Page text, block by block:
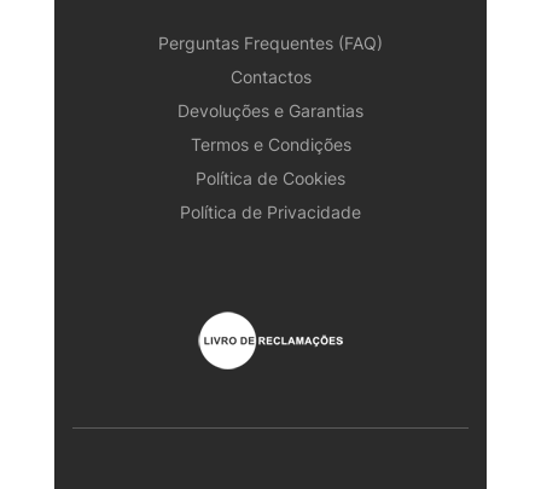
Perguntas Frequentes (FAQ)
Contactos
Devoluções e Garantias
Termos e Condições
Política de Cookies
Política de Privacidade